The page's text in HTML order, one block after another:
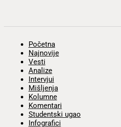
Početna
Najnovije
Vesti
Analize
Intervjui
Mišljenja
Kolumne
Komentari
Studentski ugao
Infografici